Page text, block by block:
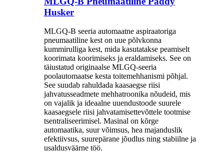
Husker
MLGQ-B seeria automaatne aspiraatoriga
pneumaatiline kest on uue põlvkonna
kummirulliga kest, mida kasutatakse peamiselt
koorimata koorimiseks ja eraldamiseks. See on
täiustatud originaalse MLGQ-seeria
poolautomaatse kesta toitemehhanismi põhjal.
See suudab rahuldada kaasaegse riisi
jahvatusseadmete mehhatroonika nõudeid, mis
on vajalik ja ideaalne uuendustoode suurele
kaasaegsele riisi jahvatamisettevõttele tootmise
tsentraliseerimisel. Masinal on kõrge
automaatika, suur võimsus, hea majanduslik
efektiivsus, suurepärane jõudlus ning stabiilne ja
usaldusväärne töö.